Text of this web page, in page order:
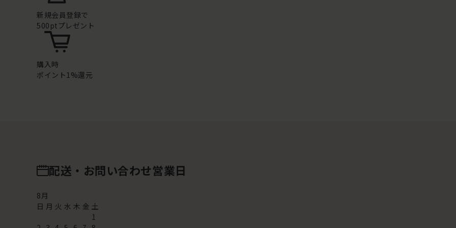
新規会員登録で
500ptプレゼント
購入時
ポイント1%還元
配送・お問い合わせ営業日
8月
日 月 火 水 木 金 土
1